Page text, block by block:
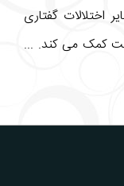
اختلالات گفتاری
کمک می کند. ...